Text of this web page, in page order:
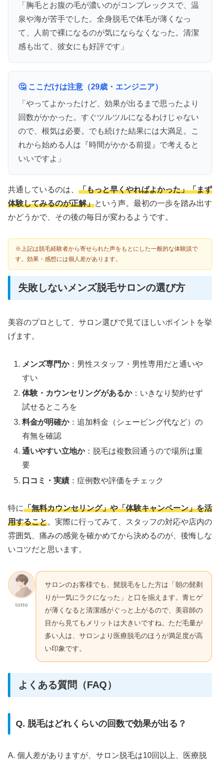
「胸毛とお腹の毛が濃いのがコンプレックスで、温
泉や海が苦手でした。全身脱毛で体毛が薄くなっ
て、人前で裸になるのが気にならなくなった。清潔
感も出て、彼女にも好評です」
🤔 ここだけは注意（29歳・エンジニア）
「やってよかったけど、効果が出るまで思ったより
回数がかかった。すぐツルツルになるわけじゃない
ので、根気は必要。でも続けた結果には大満足。こ
れから始める人は『時間がかかる前提』で考えると
いいですよ」
共通しているのは、 「もっと早くやればよかった」「まず
体験してみるのが正解」という声。最初の一歩を踏み出す
かどうかで、その後の毎日が変わるようです。
※上記は脱毛経験者から寄せられた声をもとにした一般的な体験談で
す。効果・感想には個人差があります。
失敗しないメンズ脱毛サロンの選び方
美容のプロとして、サロン選びで見てほしいポイントを挙
げます。
メンズ専門か：男性スタッフ・男性専用だと通いや
すい
体験・カウンセリングがあるか：いきなり契約せず
試せるところを
料金が明確か：追加料金（シェービング代など）の
有無を確認
通いやすい立地か：脱毛は複数回通うので場所は重
要
口コミ・実績 ：症例数や評価をチェック
特に「無料カウンセリング」や「体験キャンペーン」を活
用すること。実際に行ってみて、スタッフの対応や店内の
雰囲気、痛みの感覚を確かめてから決めるのが、後悔しな
いコツだと思います。
totto
サロンのお客様でも、髭脱毛をした方は「朝の髭剃
りが一気にラクになった」と口を揃えます。青ヒゲ
が薄くなると清潔感がぐっと上がるので、美容師の
目から見てもメリットは大きいですね。ただ毛量が
多い人は、サロンより医療脱毛のほうが満足度が高
い印象です。
よくある質問（FAQ）
Q. 脱毛はどれくらいの回数で効果が出る？
A. 個人差がありますが、サロン脱毛は10回以上、医療脱